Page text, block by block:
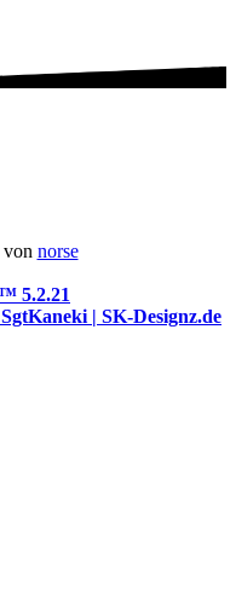
norse
5.2.21
SgtKaneki | SK-Designz.de